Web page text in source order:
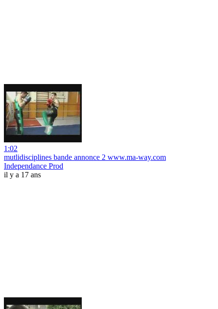
1:02
mutlidisciplines bande annonce 2 www.ma-way.com
Independance Prod
il y a 17 ans